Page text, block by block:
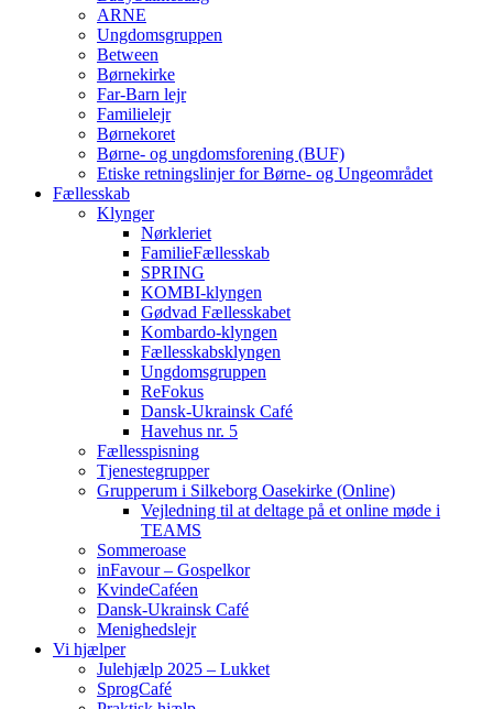
ARNE
Ungdomsgruppen
Between
Børnekirke
Far-Barn lejr
Familielejr
Børnekoret
Børne- og ungdomsforening (BUF)
Etiske retningslinjer for Børne- og Ungeområdet
Fællesskab
Klynger
Nørkleriet
FamilieFællesskab
SPRING
KOMBI-klyngen
Gødvad Fællesskabet
Kombardo-klyngen
Fællesskabsklyngen
Ungdomsgruppen
ReFokus
Dansk-Ukrainsk Café
Havehus nr. 5
Fællesspisning
Tjenestegrupper
Grupperum i Silkeborg Oasekirke (Online)
Vejledning til at deltage på et online møde i
TEAMS
Sommeroase
inFavour – Gospelkor
KvindeCaféen
Dansk-Ukrainsk Café
Menighedslejr
Vi hjælper
Julehjælp 2025 – Lukket
SprogCafé